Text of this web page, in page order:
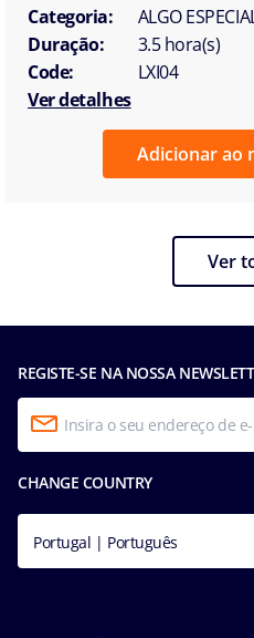
Categoria:
ALGO
Duração:
3.5 hora(s)
Code:
LXI04
Ver detalhes
Adicionar ao
Ver
REGISTE-SE NA NOSSA
CHANGE COUNTRY
Portugal | Português